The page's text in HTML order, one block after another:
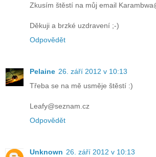
Zkusím štěstí na můj email
Děkuji a brzké uzdravení ;-)
Odpovědět
Pelaine 26. září 2012 v 10:13
Třeba se na mě usměje štěstí :)
Leafy@seznam.cz
Odpovědět
Unknown 26. září 2012 v 10:13